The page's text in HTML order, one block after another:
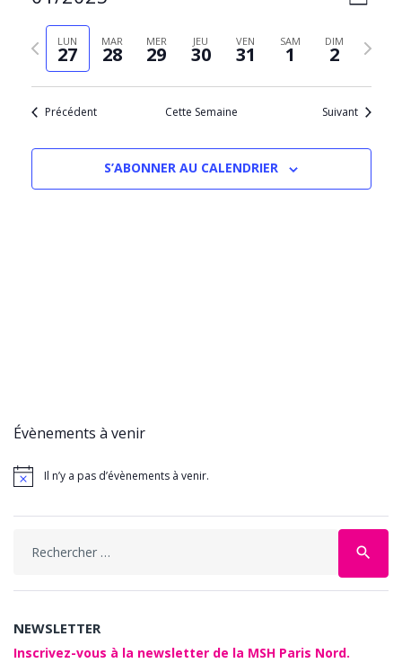
PAR
de
la
date
LUN
27
MAR
28
MER
29
JEU
30
VEN
31
SAM
1
DIM
2
Semaine
précédente
Précédent Cette Semaine Suivant
S’ABONNER AU CALENDRIER
Évènements à venir
Il n’y a pas d’évènements à venir.
search
NEWSLETTER
Inscrivez-vous à la newsletter de la MSH Paris Nord.